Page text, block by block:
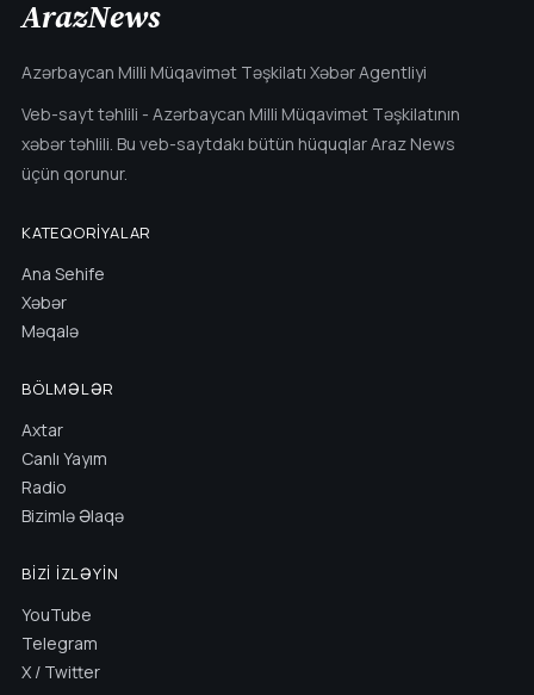
ArazNews
Azərbaycan Milli Müqavimət Təşkilatı Xəbər Agentliyi
Veb-sayt təhlili - Azərbaycan Milli Müqavimət Təşkilatının
xəbər təhlili. Bu veb-saytdakı bütün hüquqlar Araz News
üçün qorunur.
KATEQORIYALAR
Ana Sehife
Xəbər
Məqalə
BÖLMƏLƏR
Axtar
Canlı Yayım
Radio
Bizimlə Əlaqə
BIZI İZLƏYIN
YouTube
Telegram
X / Twitter